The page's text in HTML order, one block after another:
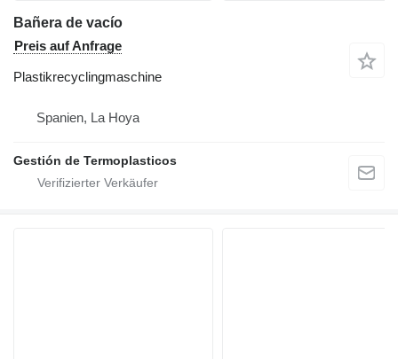
Bañera de vacío
Preis auf Anfrage
Plastikrecyclingmaschine
Spanien, La Hoya
Gestión de Termoplasticos